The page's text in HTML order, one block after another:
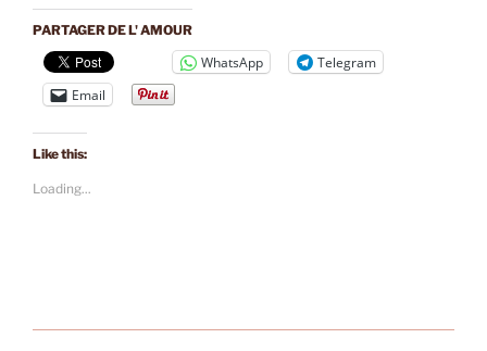
PARTAGER DE L' AMOUR
WhatsApp
Telegram
Email
Like this:
Loading...